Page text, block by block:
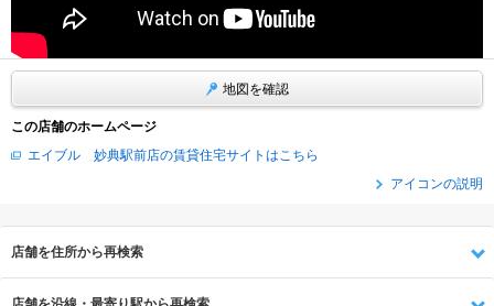
地図を確認
この店舗のホームページ
エイブル 妙典駅前店の賃貸住宅サイトはこちら
アイコンの説明
店舗を住所から再検索